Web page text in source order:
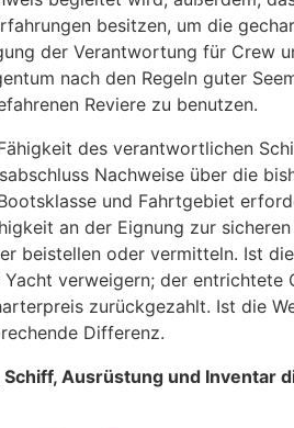
besitzen, um die
der Verantwortung für Crew
nach den Regeln guter
Reviere zu benutzen.
des verantwortlichen
Nachweise über die
und Fahrtgebiet
an der Eignung zur
beistellen oder vermitteln. Ist
verweigern; der entrichtete
zurückgezahlt. Ist die
Differenz.
Ausrüstung und Inventar